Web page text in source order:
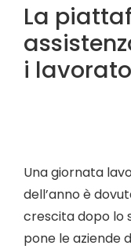
La
i
Una giornata
dell’anno è
crescita dopo lo
pone le aziende